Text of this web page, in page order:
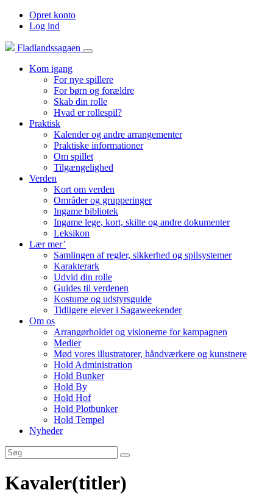
Opret konto
Log ind
Fladlandssagaen
Kom igang
For nye spillere
For børn og forældre
Skab din rolle
Hvad er rollespil?
Praktisk
Kalender og andre arrangementer
Praktiske informationer
Om spillet
Tilgængelighed
Verden
Kort om verden
Områder og grupperinger
Ingame bibliotek
Ingame lege, kort, skilte og andre dokumenter
Leksikon
Lær mer’
Samlingen af regler, sikkerhed og spilsystemer
Karakterark
Udvid din rolle
Guides til verdenen
Kostume og udstyrsguide
Tidligere elever i Sagaweekender
Om os
Arrangørholdet og visionerne for kampagnen
Medier
Mød vores illustratorer, håndværkere og kunstnere
Hold Administration
Hold Bunker
Hold By
Hold Hof
Hold Plotbunker
Hold Tempel
Nyheder
Kavaler(titler)